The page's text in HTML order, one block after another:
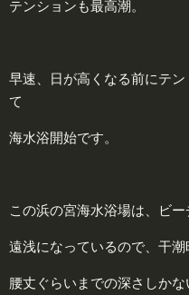
テンションも最高潮。
早速、日が高くなる前にテ
て
海水浴開始です。
この浜の宮海水浴場は、ビ
遠浅になっているので、干
腰丈ぐらいまでの深さしか